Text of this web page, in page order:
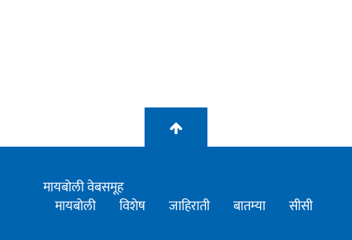
मायबोली वेबसमूह
मायबोली
विशेष जाहिराती बातम्या सीसी